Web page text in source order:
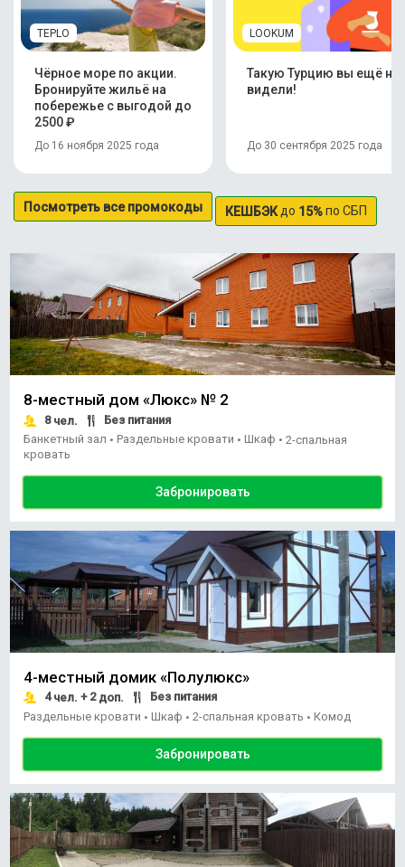
TEPLO
Чёрное море по акции.
Бронируйте жильё на
побережье с выгодой до
2500 ₽
До 16 ноября 2025 года
LOOKUM
Такую Турцию вы ещё не
видели!
До 30 сентября 2025 года
Посмотреть все промокоды КЕШБЭКдо 15%по СБП
8-местный дом «Люкс» № 2
8чел.
Без питания
Банкетный зал • Раздельные кровати • Шкаф • 2-спальная
кровать
Забронировать
4-местный домик «Полулюкс»
4чел. + 2доп.
Без питания
Раздельные кровати • Шкаф • 2-спальная кровать • Комод
Забронировать